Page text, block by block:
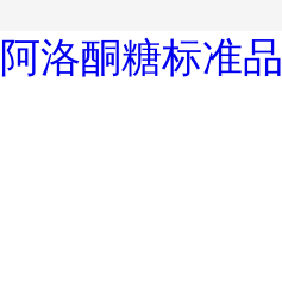
阿洛酮糖标准品